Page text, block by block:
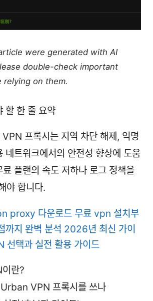
were generated with AI
double-check important
relying on them.
할 한 줄 요약
프록시는 지역 차단 해제, 익명
네트워크에서의 안전성 향상에 도움
료 플랜의 속도 저하나 로그 정책을
야 합니다.
proxy 다운로드 무료 vpn 설치부
까지 완벽 분석 2026년 최신 가이
선택과 실전 활용 가이드
란?
VPN 프록시를 쓰나